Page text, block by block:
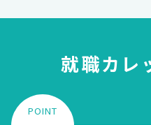
就職カレ
POINT